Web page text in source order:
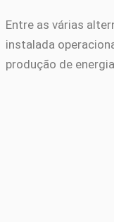
Entre as várias
instalada
produção de